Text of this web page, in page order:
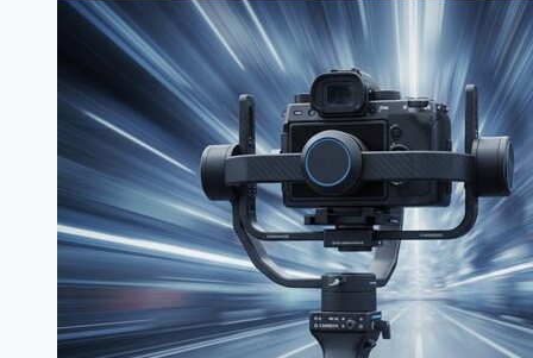
도
부
담
없
는
가
성
비
좋
은
카